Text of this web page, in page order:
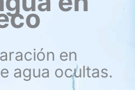
en
agua ocultas.